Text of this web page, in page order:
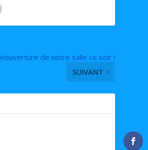
de notre salle ce soir !
SUIVANT